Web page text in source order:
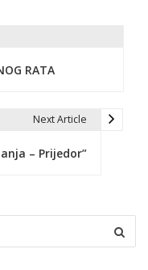
RATA
Next Article
– Prijedor”